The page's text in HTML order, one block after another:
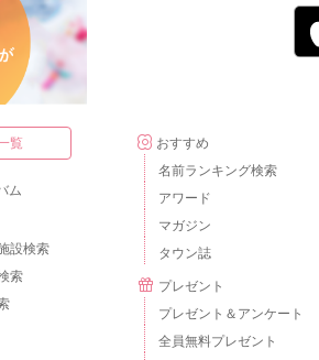
覧
ム
設検索
索
おすすめ
名前ランキング検索
アワード
マガジン
タウン誌
プレゼント
プレゼント＆アンケート
全員無料プレゼント